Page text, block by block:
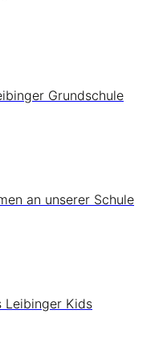
Grundschule
an unserer Schule
Leibinger Kids